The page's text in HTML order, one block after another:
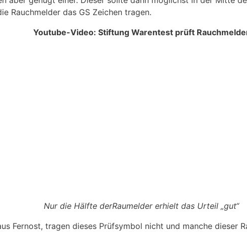
Rauchmelder das GS Zeichen tragen.
Youtube-Video: Stiftung Warentest prüft
Nur die Hälfte derRaumelder erhielt das Urteil „gut“
Fernost, tragen dieses Prüfsymbol nicht und manche dieser